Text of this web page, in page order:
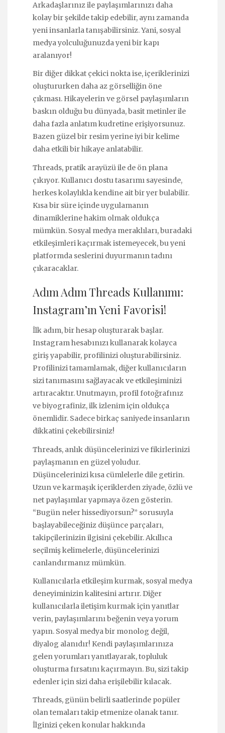
Arkadaşlarınız ile paylaşımlarınızı daha
kolay bir şekilde takip edebilir, aynı zamanda
yeni insanlarla tanışabilirsiniz. Yani, sosyal
medya yolculuğunuzda yeni bir kapı
aralanıyor!
Bir diğer dikkat çekici nokta ise, içeriklerinizi
oluştururken daha az görselliğin öne
çıkması. Hikayelerin ve görsel paylaşımların
baskın olduğu bu dünyada, basit metinler ile
daha fazla anlatım kudretine erişiyorsunuz.
Bazen güzel bir resim yerine iyi bir kelime
daha etkili bir hikaye anlatabilir.
Threads, pratik arayüzü ile de ön plana
çıkıyor. Kullanıcı dostu tasarımı sayesinde,
herkes kolaylıkla kendine ait bir yer bulabilir.
Kısa bir süre içinde uygulamanın
dinamiklerine hakim olmak oldukça
mümkün. Sosyal medya meraklıları, buradaki
etkileşimleri kaçırmak istemeyecek, bu yeni
platformda seslerini duyurmanın tadını
çıkaracaklar.
Adım Adım Threads Kullanımı:
Instagram’ın Yeni Favorisi!
İlk adım, bir hesap oluşturarak başlar.
Instagram hesabınızı kullanarak kolayca
giriş yapabilir, profilinizi oluşturabilirsiniz.
Profilinizi tamamlamak, diğer kullanıcıların
sizi tanımasını sağlayacak ve etkileşiminizi
artıracaktır. Unutmayın, profil fotoğrafınız
ve biyografiniz, ilk izlenim için oldukça
önemlidir. Sadece birkaç saniyede insanların
dikkatini çekebilirsiniz!
Threads, anlık düşüncelerinizi ve fikirlerinizi
paylaşmanın en güzel yoludur.
Düşüncelerinizi kısa cümlelerle dile getirin.
Uzun ve karmaşık içeriklerden ziyade, özlü ve
net paylaşımlar yapmaya özen gösterin.
“Bugün neler hissediyorsun?” sorusuyla
başlayabileceğiniz düşünce parçaları,
takipçilerinizin ilgisini çekebilir. Akıllıca
seçilmiş kelimelerle, düşüncelerinizi
canlandırmanız mümkün.
Kullanıcılarla etkileşim kurmak, sosyal medya
deneyiminizin kalitesini artırır. Diğer
kullanıcılarla iletişim kurmak için yanıtlar
verin, paylaşımlarını beğenin veya yorum
yapın. Sosyal medya bir monolog değil,
diyalog alanıdır! Kendi paylaşımlarınıza
gelen yorumları yanıtlayarak, topluluk
oluşturma fırsatını kaçırmayın. Bu, sizi takip
edenler için sizi daha erişilebilir kılacak.
Threads, günün belirli saatlerinde popüler
olan temaları takip etmenize olanak tanır.
İlginizi çeken konular hakkında